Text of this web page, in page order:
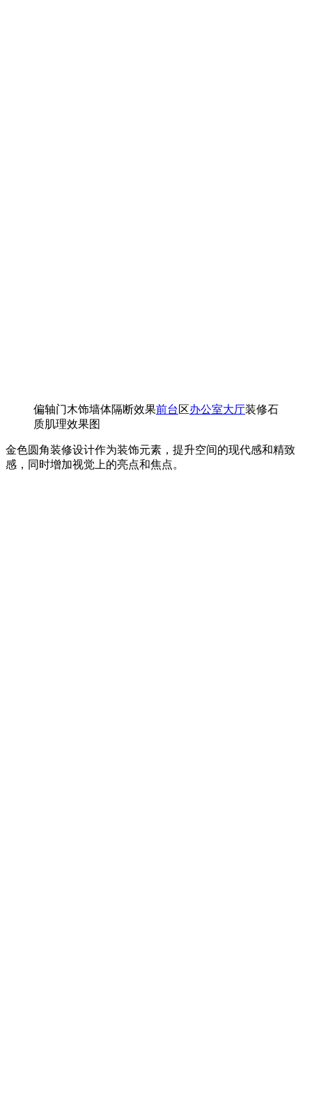
偏轴门木饰墙体隔断效果前台 区办公室大厅装修石
质肌理效果图
金色圆角装修设计作为装饰元素，提升空间的现代感和精致
感，同时增加视觉上的亮点和焦点。